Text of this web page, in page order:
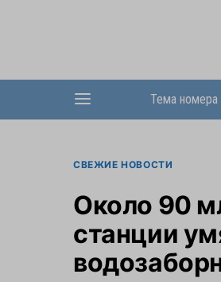
Тема номера
СВЕЖИЕ НОВОСТИ
Около 90
станции